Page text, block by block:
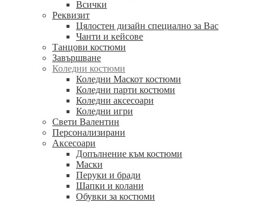
Всички
Реквизит
Цялостен дизайн специално за Вас
Чанти и кейсове
Танцови костюми
Завършване
Коледни костюми
Коледни Маскот костюми
Коледни парти костюми
Коледни аксесоари
Коледни игри
Свети Валентин
Персонализирани
Аксесоари
Допълнение към костюми
Маски
Перуки и бради
Шапки и колани
Обувки за костюми